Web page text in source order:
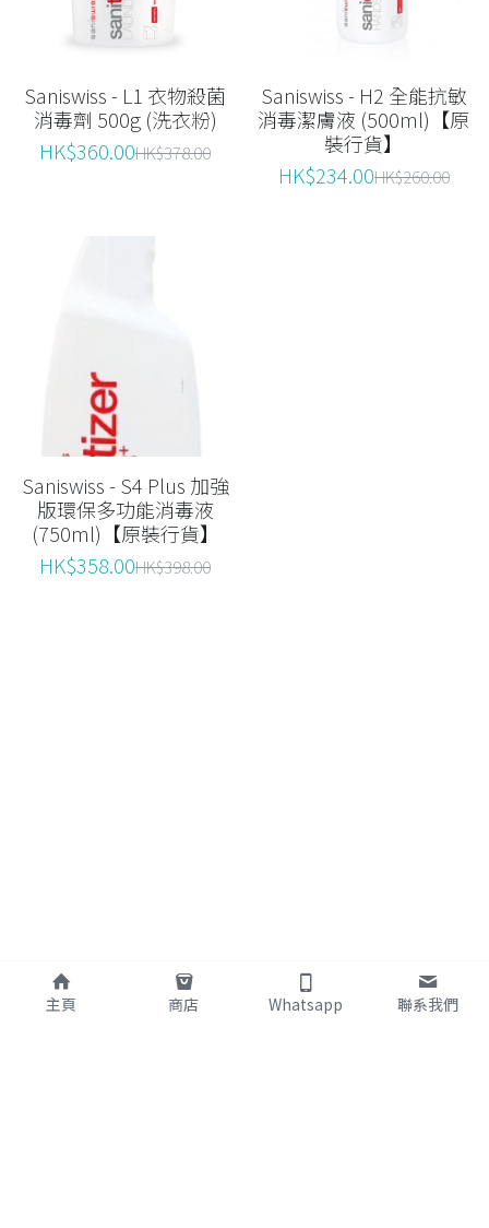
Saniswiss - L1 衣物殺菌
消毒劑 500g (洗衣粉)
HK$360.00HK$378.00
Saniswiss - H2 全能抗敏
消毒潔膚液 (500ml)【原
裝行貨】
HK$234.00HK$260.00
Saniswiss - S4 Plus 加強
版環保多功能消毒液
(750ml)【原裝行貨】
HK$358.00HK$398.00
About Us 關於我們
Service 服務
主頁 商店 Whatsapp 聯系我們